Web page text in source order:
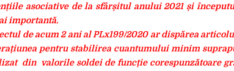
asociative de la sfârșitul anului 2021 și
importantă.
de acum 2 ani al PLx199/2020 ar dispărea
pentru stabilirea cuantumului minim
din valorile soldei de funcție corespunzătoare